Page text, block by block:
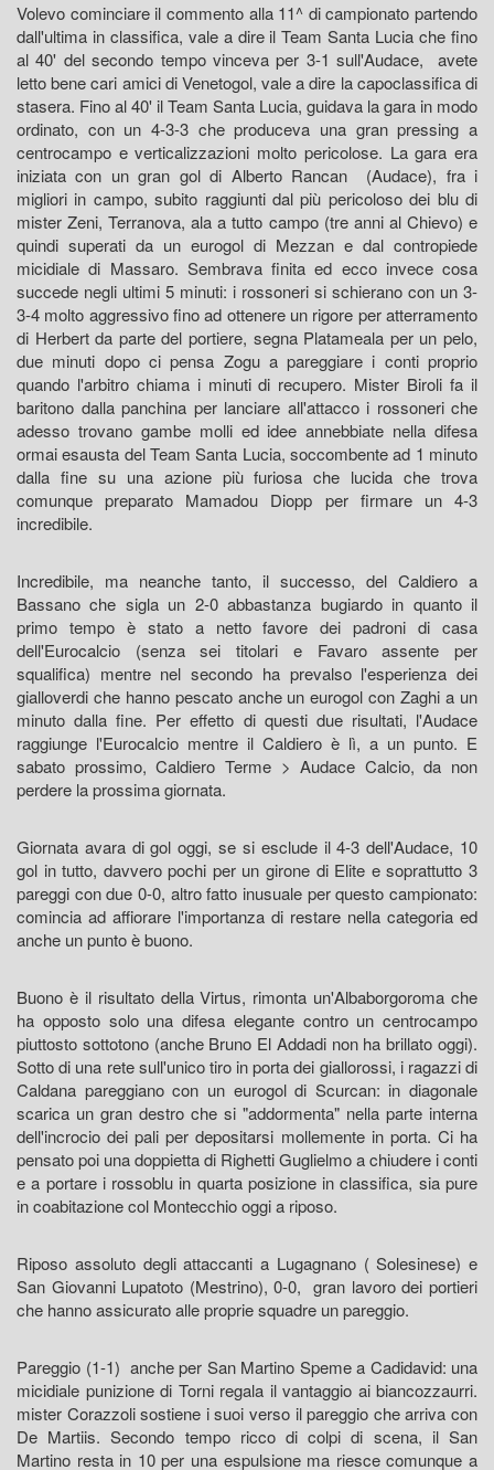
Volevo cominciare il commento alla 11^ di campionato partendo
dall'ultima in classifica, vale a dire il Team Santa Lucia che fino
al 40' del secondo tempo vinceva per 3-1 sull'Audace, avete
letto bene cari amici di Venetogol, vale a dire la capoclassifica di
stasera. Fino al 40' il Team Santa Lucia, guidava la gara in modo
ordinato, con un 4-3-3 che produceva una gran pressing a
centrocampo e verticalizzazioni molto pericolose. La gara era
iniziata con un gran gol di Alberto Rancan (Audace), fra i
migliori in campo, subito raggiunti dal più pericoloso dei blu di
mister Zeni, Terranova, ala a tutto campo (tre anni al Chievo) e
quindi superati da un eurogol di Mezzan e dal contropiede
micidiale di Massaro. Sembrava finita ed ecco invece cosa
succede negli ultimi 5 minuti: i rossoneri si schierano con un 3-
3-4 molto aggressivo fino ad ottenere un rigore per atterramento
di Herbert da parte del portiere, segna Platameala per un pelo,
due minuti dopo ci pensa Zogu a pareggiare i conti proprio
quando l'arbitro chiama i minuti di recupero. Mister Biroli fa il
baritono dalla panchina per lanciare all'attacco i rossoneri che
adesso trovano gambe molli ed idee annebbiate nella difesa
ormai esausta del Team Santa Lucia, soccombente ad 1 minuto
dalla fine su una azione più furiosa che lucida che trova
comunque preparato Mamadou Diopp per firmare un 4-3
incredibile.
Incredibile, ma neanche tanto, il successo, del Caldiero a
Bassano che sigla un 2-0 abbastanza bugiardo in quanto il
primo tempo è stato a netto favore dei padroni di casa
dell'Eurocalcio (senza sei titolari e Favaro assente per
squalifica) mentre nel secondo ha prevalso l'esperienza dei
gialloverdi che hanno pescato anche un eurogol con Zaghi a un
minuto dalla fine. Per effetto di questi due risultati, l'Audace
raggiunge l'Eurocalcio mentre il Caldiero è lì, a un punto. E
sabato prossimo, Caldiero Terme > Audace Calcio, da non
perdere la prossima giornata.
Giornata avara di gol oggi, se si esclude il 4-3 dell'Audace, 10
gol in tutto, davvero pochi per un girone di Elite e soprattutto 3
pareggi con due 0-0, altro fatto inusuale per questo campionato:
comincia ad affiorare l'importanza di restare nella categoria ed
anche un punto è buono.
Buono è il risultato della Virtus, rimonta un'Albaborgoroma che
ha opposto solo una difesa elegante contro un centrocampo
piuttosto sottotono (anche Bruno El Addadi non ha brillato oggi).
Sotto di una rete sull'unico tiro in porta dei giallorossi, i ragazzi di
Caldana pareggiano con un eurogol di Scurcan: in diagonale
scarica un gran destro che si "addormenta" nella parte interna
dell'incrocio dei pali per depositarsi mollemente in porta. Ci ha
pensato poi una doppietta di Righetti Guglielmo a chiudere i conti
e a portare i rossoblu in quarta posizione in classifica, sia pure
in coabitazione col Montecchio oggi a riposo.
Riposo assoluto degli attaccanti a Lugagnano ( Solesinese) e
San Giovanni Lupatoto (Mestrino), 0-0, gran lavoro dei portieri
che hanno assicurato alle proprie squadre un pareggio.
Pareggio (1-1) anche per San Martino Speme a Cadidavid: una
micidiale punizione di Torni regala il vantaggio ai biancozzaurri.
mister Corazzoli sostiene i suoi verso il pareggio che arriva con
De Martiis. Secondo tempo ricco di colpi di scena, il San
Martino resta in 10 per una espulsione ma riesce comunque a